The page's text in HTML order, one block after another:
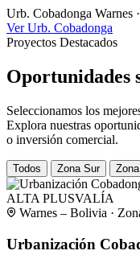
Urb. Cobadonga Warnes
Ver Urb. Cobadonga
Proyectos Destacados
Oportunidades
Seleccionamos los
Explora nuestras
o inversión comercial.
Todos Zona Sur
ALTA PLUSVALÍA
Warnes – Bolivia ·
Urbanización